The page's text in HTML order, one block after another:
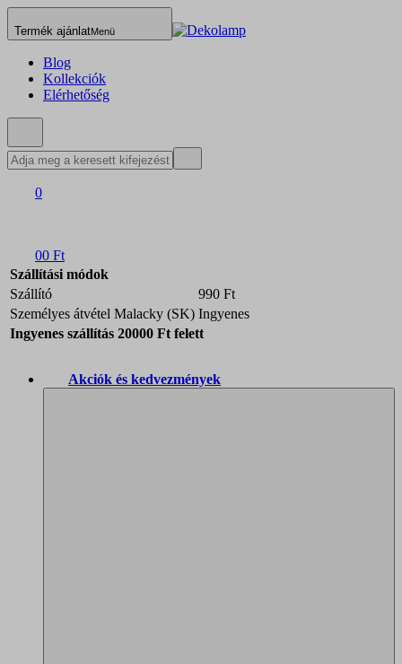
Termék ajánlatMenü
Blog
Kollekciók
Elérhetőség
0
00 Ft
Szállítási módok
Szállító
990 Ft
Személyes átvétel Malacky (SK) Ingyenes
Ingyenes szállítás 20000 Ft felett
Akciók és kedvezmények